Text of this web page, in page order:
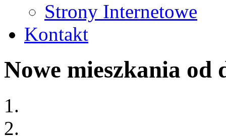
Strony Internetowe
Kontakt
Nowe mieszkania od